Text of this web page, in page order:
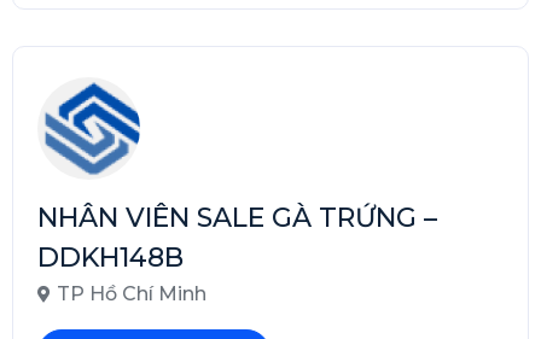
NHÂN VIÊN SALE GÀ TRỨNG –
DDKH148B
TP Hồ Chí Minh